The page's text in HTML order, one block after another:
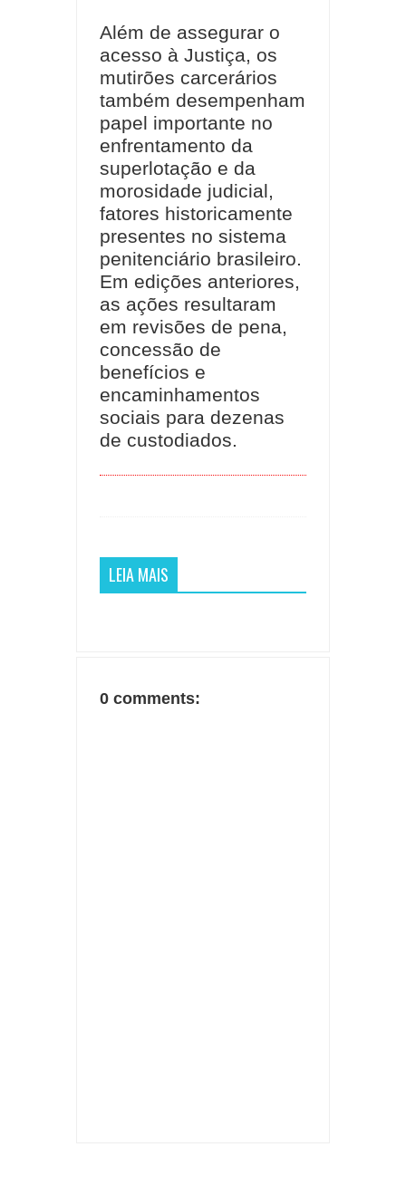
Além de assegurar o
acesso à Justiça, os
mutirões carcerários
também desempenham
papel importante no
enfrentamento da
superlotação e da
morosidade judicial,
fatores historicamente
presentes no sistema
penitenciário brasileiro.
Em edições anteriores,
as ações resultaram
em revisões de pena,
concessão de
benefícios e
encaminhamentos
sociais para dezenas
de custodiados.
LEIA MAIS
0 comments: